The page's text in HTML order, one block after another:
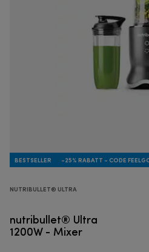
BESTSELLER -25% RABATT - CODE
NUTRIBULLET® ULTRA
nutribullet® Ultra
1200W - Mixer